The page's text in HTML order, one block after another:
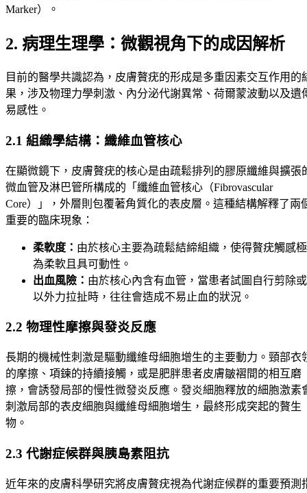
Marker）。
2. 病理生理學：微觀視角下的成因解析
目前的醫學共識認為，皮膚贅疣的形成是多重因素交互作用的
果，涉及物理力學刺激、內分泌代謝異常、荷爾蒙波動以及遺
易感性。
2.1 組織學結構：纖維血管核心
在顯微鏡下，皮膚贅疣的核心是由疏鬆排列的膠原纖維與擴張
微血管及淋巴管所構成的「纖維血管核心（Fibrovascular
Core）」，外層則包覆著角質化的表皮層。這種結構解釋了兩
重要的臨床現象：
柔軟度： 由於核心主要為疏鬆結締組織，使得贅疣觸感極
為柔軟且具可動性。
出血風險： 由於核心內含有血管，當患者試圖自行剪除或
以外力拉扯時，往往會造成不易止血的狀況。
2.2 物理性摩擦與發炎反應
長期的機械性刺激是驅動纖維母細胞增生的主要動力。頸部衣
的摩擦、項鍊的持續接觸，或是肥胖患者皮膚皺褶間的相互磨
擦，會誘發局部的慢性微發炎反應。發炎細胞釋放的細胞激素
刺激局部的表皮細胞與纖維母細胞增生，最終形成突起的贅生
物。
2.3 代謝症候群與胰島素阻抗
近年來的皮膚科學研究將皮膚贅疣視為代謝症候群的重要預測